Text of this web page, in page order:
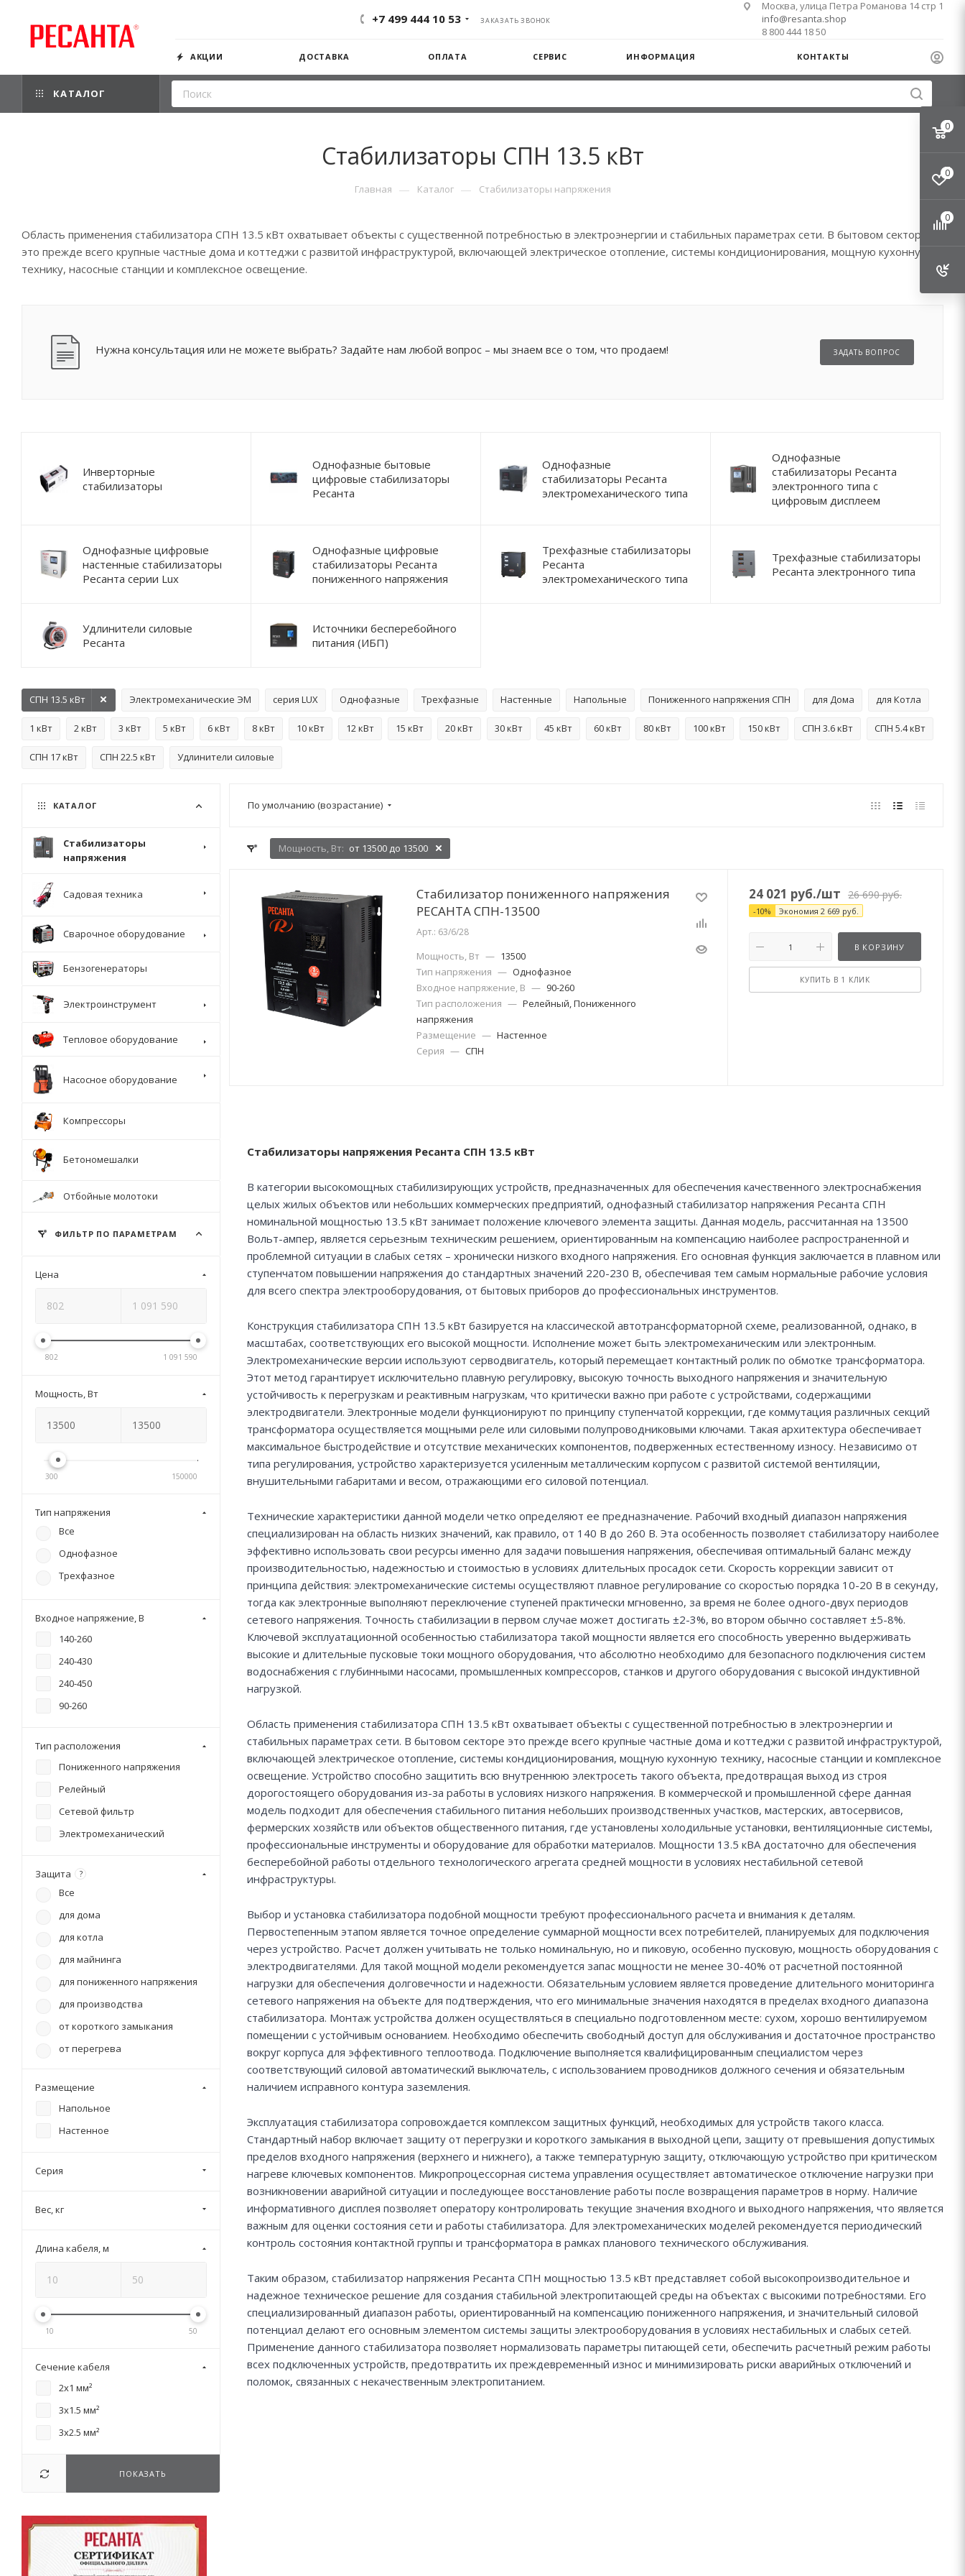
+7 499 444 10 53 ЗАКАЗАТЬ ЗВОНОК
Москва, улица Петра Романова 14 стр 1
info@resanta.shop
8 800 444 18 50
АКЦИИ ДОСТАВКА ОПЛАТА СЕРВИС ИНФОРМАЦИЯ КОНТАКТЫ
КАТАЛОГ
Стабилизаторы СПН 13.5 кВт
Главная — Каталог — Стабилизаторы напряжения
Область применения стабилизатора СПН 13.5 кВт охватывает объекты с существенной потребностью в электроэнергии и стабильных параметрах сети. В бытовом секторе
это прежде всего крупные частные дома и коттеджи с развитой инфраструктурой, включающей электрическое отопление, системы кондиционирования, мощную кухонную
технику, насосные станции и комплексное освещение.
Нужна консультация или не можете выбрать? Задайте нам любой вопрос – мы знаем все о том, что продаем! ЗАДАТЬ ВОПРОС
Инверторные
стабилизаторы
Однофазные бытовые
цифровые стабилизаторы
Ресанта
Однофазные
стабилизаторы Ресанта
электромеханического типа
Однофазные
стабилизаторы Ресанта
электронного типа с
цифровым дисплеем
Однофазные цифровые
настенные стабилизаторы
Ресанта серии Lux
Однофазные цифровые
стабилизаторы Ресанта
пониженного напряжения
Трехфазные стабилизаторы
Ресанта
электромеханического типа
Трехфазные стабилизаторы
Ресанта электронного типа
Удлинители силовые
Ресанта
Источники бесперебойного
питания (ИБП)
Электромеханические ЭМ серия LUX Однофазные Трехфазные Настенные Напольные Пониженного напряжения СПН для Дома для Котла
1 кВт 2 кВт 3 кВт 5 кВт 6 кВт 8 кВт 10 кВт 12 кВт 15 кВт 20 кВт 30 кВт 45 кВт 60 кВт 80 кВт 100 кВт 150 кВт СПН 3.6 кВт СПН 5.4 кВт
СПН 13.5 кВт
СПН 17 кВт СПН 22.5 кВт Удлинители силовые
По умолчанию (возрастание)
Мощность, Вт: от 13500 до 13500
Стабилизатор пониженного напряжения
РЕСАНТА СПН-13500
Арт.: 63/6/28
Мощность, Вт — 13500
Тип напряжения — Однофазное
Входное напряжение, В — 90-260
Тип расположения — Релейный, Пониженного
напряжения
Размещение — Настенное
Серия — СПН
24 021 руб./шт 26 690руб.
-10% Экономия 2 669 руб.
В КОРЗИНУ
КУПИТЬ В 1 КЛИК
Стабилизаторы напряжения Ресанта СПН 13.5 кВт
В категории высокомощных стабилизирующих устройств, предназначенных для обеспечения качественного электроснабжения
целых жилых объектов или небольших коммерческих предприятий, однофазный стабилизатор напряжения Ресанта СПН
номинальной мощностью 13.5 кВт занимает положение ключевого элемента защиты. Данная модель, рассчитанная на 13500
Вольт-ампер, является серьезным техническим решением, ориентированным на компенсацию наиболее распространенной и
проблемной ситуации в слабых сетях – хронически низкого входного напряжения. Его основная функция заключается в плавном или
ступенчатом повышении напряжения до стандартных значений 220-230 В, обеспечивая тем самым нормальные рабочие условия
для всего спектра электрооборудования, от бытовых приборов до профессиональных инструментов.
Конструкция стабилизатора СПН 13.5 кВт базируется на классической автотрансформаторной схеме, реализованной, однако, в
масштабах, соответствующих его высокой мощности. Исполнение может быть электромеханическим или электронным.
Электромеханические версии используют серводвигатель, который перемещает контактный ролик по обмотке трансформатора.
Этот метод гарантирует исключительно плавную регулировку, высокую точность выходного напряжения и значительную
устойчивость к перегрузкам и реактивным нагрузкам, что критически важно при работе с устройствами, содержащими
электродвигатели. Электронные модели функционируют по принципу ступенчатой коррекции, где коммутация различных секций
трансформатора осуществляется мощными реле или силовыми полупроводниковыми ключами. Такая архитектура обеспечивает
максимальное быстродействие и отсутствие механических компонентов, подверженных естественному износу. Независимо от
типа регулирования, устройство характеризуется усиленным металлическим корпусом с развитой системой вентиляции,
внушительными габаритами и весом, отражающими его силовой потенциал.
Технические характеристики данной модели четко определяют ее предназначение. Рабочий входный диапазон напряжения
специализирован на область низких значений, как правило, от 140 В до 260 В. Эта особенность позволяет стабилизатору наиболее
эффективно использовать свои ресурсы именно для задачи повышения напряжения, обеспечивая оптимальный баланс между
производительностью, надежностью и стоимостью в условиях длительных просадок сети. Скорость коррекции зависит от
принципа действия: электромеханические системы осуществляют плавное регулирование со скоростью порядка 10-20 В в секунду,
тогда как электронные выполняют переключение ступеней практически мгновенно, за время не более одного-двух периодов
сетевого напряжения. Точность стабилизации в первом случае может достигать ±2-3%, во втором обычно составляет ±5-8%.
Ключевой эксплуатационной особенностью стабилизатора такой мощности является его способность уверенно выдерживать
высокие и длительные пусковые токи мощного оборудования, что абсолютно необходимо для безопасного подключения систем
водоснабжения с глубинными насосами, промышленных компрессоров, станков и другого оборудования с высокой индуктивной
нагрузкой.
Область применения стабилизатора СПН 13.5 кВт охватывает объекты с существенной потребностью в электроэнергии и
стабильных параметрах сети. В бытовом секторе это прежде всего крупные частные дома и коттеджи с развитой инфраструктурой,
включающей электрическое отопление, системы кондиционирования, мощную кухонную технику, насосные станции и комплексное
освещение. Устройство способно защитить всю внутреннюю электросеть такого объекта, предотвращая выход из строя
дорогостоящего оборудования из-за работы в условиях низкого напряжения. В коммерческой и промышленной сфере данная
модель подходит для обеспечения стабильного питания небольших производственных участков, мастерских, автосервисов,
фермерских хозяйств или объектов общественного питания, где установлены холодильные установки, вентиляционные системы,
профессиональные инструменты и оборудование для обработки материалов. Мощности 13.5 кВА достаточно для обеспечения
бесперебойной работы отдельного технологического агрегата средней мощности в условиях нестабильной сетевой
инфраструктуры.
Выбор и установка стабилизатора подобной мощности требуют профессионального расчета и внимания к деталям.
Первостепенным этапом является точное определение суммарной мощности всех потребителей, планируемых для подключения
через устройство. Расчет должен учитывать не только номинальную, но и пиковую, особенно пусковую, мощность оборудования с
электродвигателями. Для такой мощной модели рекомендуется запас мощности не менее 30-40% от расчетной постоянной
нагрузки для обеспечения долговечности и надежности. Обязательным условием является проведение длительного мониторинга
сетевого напряжения на объекте для подтверждения, что его минимальные значения находятся в пределах входного диапазона
стабилизатора. Монтаж устройства должен осуществляться в специально подготовленном месте: сухом, хорошо вентилируемом
помещении с устойчивым основанием. Необходимо обеспечить свободный доступ для обслуживания и достаточное пространство
вокруг корпуса для эффективного теплоотвода. Подключение выполняется квалифицированным специалистом через
соответствующий силовой автоматический выключатель, с использованием проводников должного сечения и обязательным
наличием исправного контура заземления.
Эксплуатация стабилизатора сопровождается комплексом защитных функций, необходимых для устройств такого класса.
Стандартный набор включает защиту от перегрузки и короткого замыкания в выходной цепи, защиту от превышения допустимых
пределов входного напряжения (верхнего и нижнего), а также температурную защиту, отключающую устройство при критическом
нагреве ключевых компонентов. Микропроцессорная система управления осуществляет автоматическое отключение нагрузки при
возникновении аварийной ситуации и последующее восстановление работы после возвращения параметров в норму. Наличие
информативного дисплея позволяет оператору контролировать текущие значения входного и выходного напряжения, что является
важным для оценки состояния сети и работы стабилизатора. Для электромеханических моделей рекомендуется периодический
контроль состояния контактной группы и трансформатора в рамках планового технического обслуживания.
Таким образом, стабилизатор напряжения Ресанта СПН мощностью 13.5 кВт представляет собой высокопроизводительное и
надежное техническое решение для создания стабильной электропитающей среды на объектах с высокими потребностями. Его
специализированный диапазон работы, ориентированный на компенсацию пониженного напряжения, и значительный силовой
потенциал делают его основным элементом системы защиты электрооборудования в условиях нестабильных и слабых сетей.
Применение данного стабилизатора позволяет нормализовать параметры питающей сети, обеспечить расчетный режим работы
всех подключенных устройств, предотвратить их преждевременный износ и минимизировать риски аварийных отключений и
поломок, связанных с некачественным электропитанием.
КАТАЛОГ
Стабилизаторы
напряжения
Садовая техника
Сварочное оборудование
Бензогенераторы
Электроинструмент
Тепловое оборудование
Насосное оборудование
Компрессоры
Бетономешалки
Отбойные молотоки
ФИЛЬТР ПО ПАРАМЕТРАМ
Цена
802 1 091 590
Мощность, Вт
300 150000
Тип напряжения
Все
Однофазное
Трехфазное
Входное напряжение, В
140-260
240-430
240-450
90-260
Тип расположения
Пониженного напряжения
Релейный
Сетевой фильтр
Электромеханический
Защита ?
Все
для дома
для котла
для майнинга
для пониженного напряжения
для производства
от короткого замыкания
от перегрева
от повышенного напряжения
от помех
Размещение
Напольное
Настенное
Серия
Вес, кг
Длина кабеля, м
10 50
Сечение кабеля
2х1 мм²
3х1.5 мм²
3х2.5 мм²
ПОКАЗАТЬ
0
0
0